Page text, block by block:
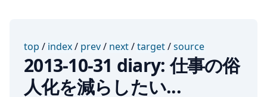
top / index/ prev/ next/target/source
2013-10-31 diary: 仕事の俗
人化を減らしたい...